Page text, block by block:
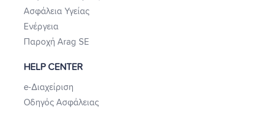
Ασφάλεια Υγείας
Ενέργεια
Παροχή Arag SE
HELP CENTER
e-Διαχείριση
Οδηγός Ασφάλειας